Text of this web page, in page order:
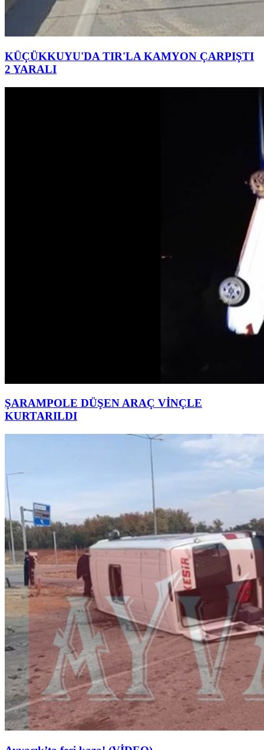
KÜÇÜKKUYU'DA TIR'LA KAMYON ÇARPIŞTI
2 YARALI
ŞARAMPOLE DÜŞEN ARAÇ VİNÇLE
KURTARILDI